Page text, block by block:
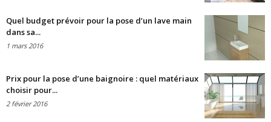
Quel budget prévoir pour la pose d’un lave main
dans sa...
1 mars 2016
Prix pour la pose d’une baignoire : quel matériaux
choisir pour...
2 février 2016